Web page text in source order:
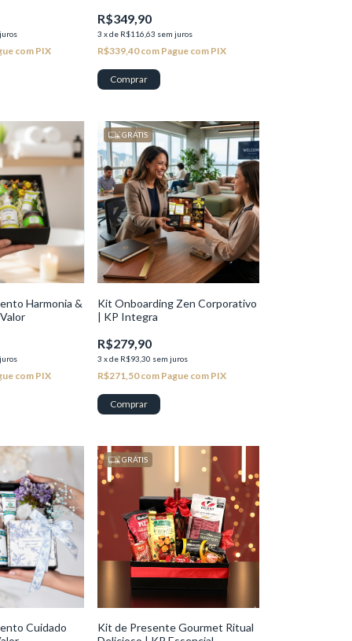
com PIX
R$349,90
3 xde R$116,63 sem juros
R$339,40com Pague com PIX
Harmonia &
com PIX
GRÁTIS
Kit Onboarding Zen Corporativo
| KP Integra
R$279,90
3 xde R$93,30 sem juros
R$271,50com Pague com PIX
Cuidado
GRÁTIS
Kit de Presente Gourmet Ritual